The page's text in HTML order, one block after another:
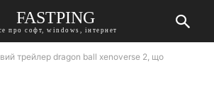
FASTPING
про софт, windows, інтернет
трейлер dragon ball xenoverse 2, що